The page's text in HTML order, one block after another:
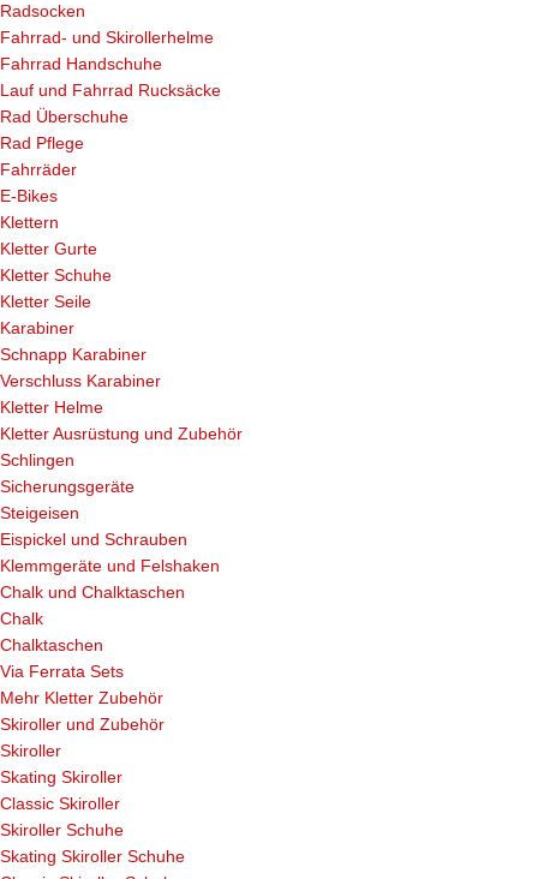
Radsocken
Fahrrad- und Skirollerhelme
Fahrrad Handschuhe
Lauf und Fahrrad Rucksäcke
Rad Überschuhe
Rad Pflege
Fahrräder
E-Bikes
Klettern
Kletter Gurte
Kletter Schuhe
Kletter Seile
Karabiner
Schnapp Karabiner
Verschluss Karabiner
Kletter Helme
Kletter Ausrüstung und Zubehör
Schlingen
Sicherungsgeräte
Steigeisen
Eispickel und Schrauben
Klemmgeräte und Felshaken
Chalk und Chalktaschen
Chalk
Chalktaschen
Via Ferrata Sets
Mehr Kletter Zubehör
Skiroller und Zubehör
Skiroller
Skating Skiroller
Classic Skiroller
Skiroller Schuhe
Skating Skiroller Schuhe